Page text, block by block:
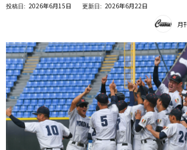
2026年6月15日 2026年6月22日
月